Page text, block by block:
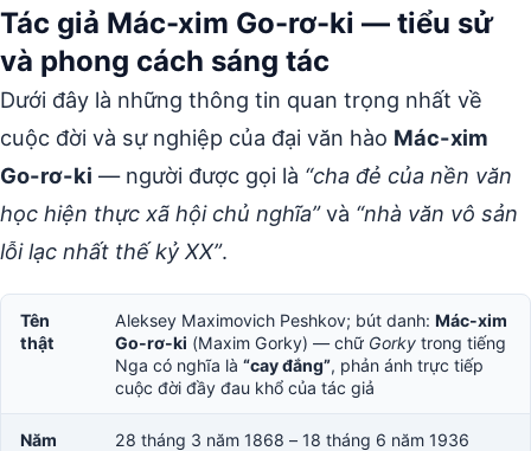
Tác giả Mác-xim Go-rơ-ki — tiểu sử
và phong cách sáng tác
Dưới đây là những thông tin quan trọng nhất về
cuộc đời và sự nghiệp của đại văn hào Mác-xim
Go-rơ-ki — người được gọi là “cha đẻ của nền văn
học hiện thực xã hội chủ nghĩa”và “nhà văn vô sản
lỗi lạc nhất thế kỷ XX”.
Tên
thật
Aleksey Maximovich Peshkov; bút danh: Mác-xim
Go-rơ-ki (Maxim Gorky) — chữ Gorky trong tiếng
Nga có nghĩa là “cay đắng”, phản ánh trực tiếp
cuộc đời đầy đau khổ của tác giả
Năm
28 tháng 3 năm 1868 – 18 tháng 6 năm 1936